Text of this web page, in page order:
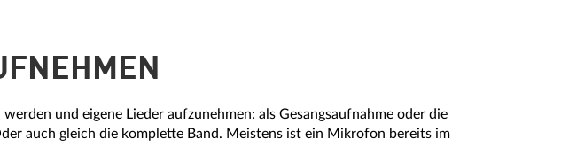
und eigene Lieder aufzunehmen: als Gesangsaufnahme oder die
auch gleich die komplette Band. Meistens ist ein Mikrofon bereits im